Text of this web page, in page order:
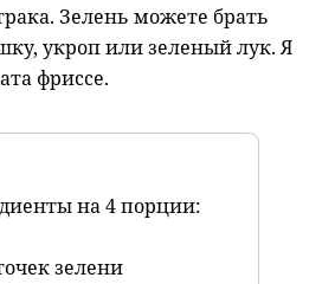
Зелень можете брать
укроп или зеленый лук. Я
фриссе.
на 4 порции:
зелени